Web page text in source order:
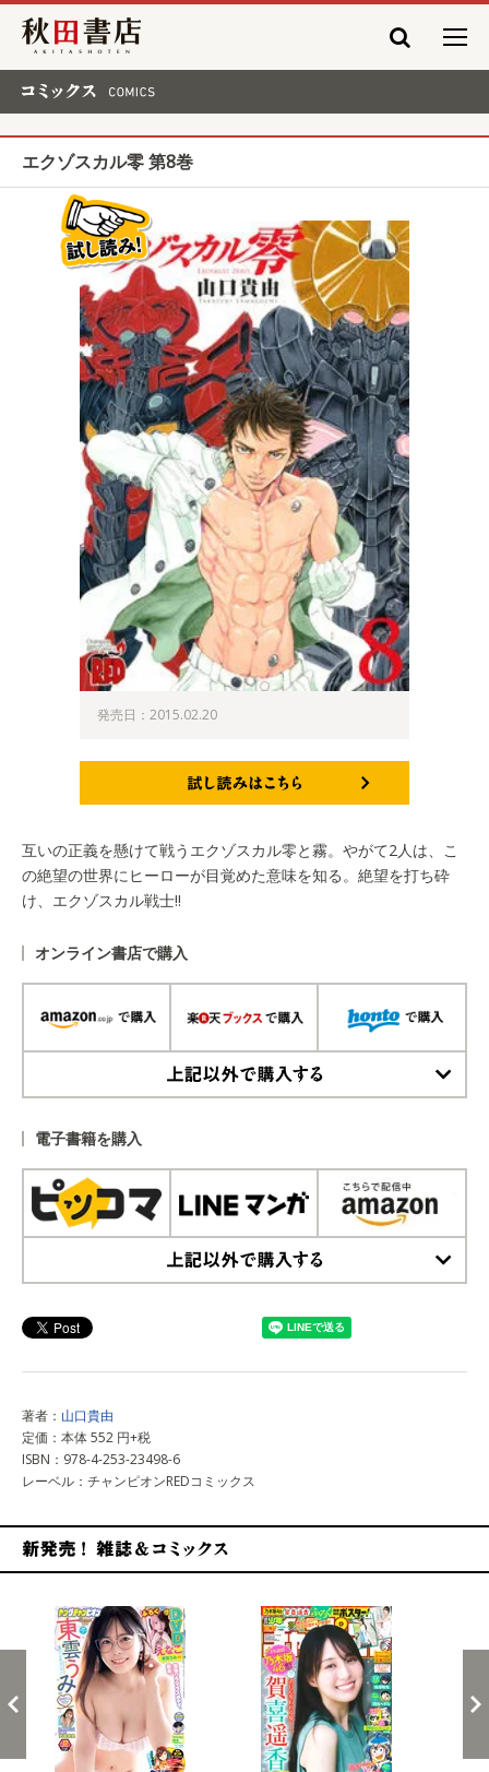
秋田書店
エクゾスカル零 第8巻
発売日：2015.02.20
互いの正義を懸けて戦うエクゾスカル零と霧。やがて2人は、こ
の絶望の世界にヒーローが目覚めた意味を知る。絶望を打ち砕
け、エクゾスカル戦士!!
オンライン書店で購入
電子書籍を購入
著者： 山口貴由
定価：本体 552 円+税
ISBN：978-4-253-23498-6
レーベル：チャンピオンREDコミックス